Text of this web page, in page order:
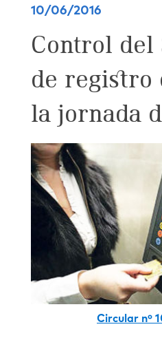
10/06/2016
Control del
de registro
la jornada
Circular nº